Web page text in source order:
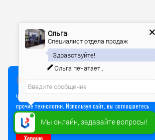
Мы используем куки
Чтобы улучшить работу сайта, мы используем Cookie и
прочие технологии. Используя сайт, вы соглашаетесь
на обработку файлов Cookie
Мы онлайн, задавайте вопросы!
Ольга
Специалист отдела продаж
Здравствуйте!
Ольга печатает...